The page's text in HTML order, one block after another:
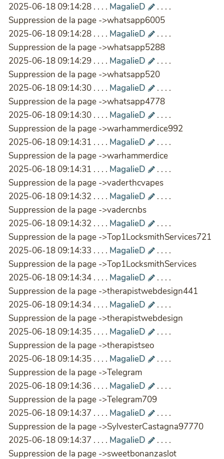
2025-06-18 09:14:28 . . . . MagalieD
. . . .
Suppression de la page ->whatsapp6005
2025-06-18 09:14:28 . . . . MagalieD
. . . .
Suppression de la page ->whatsapp5288
2025-06-18 09:14:29 . . . . MagalieD
. . . .
Suppression de la page ->whatsapp520
2025-06-18 09:14:30 . . . . MagalieD
. . . .
Suppression de la page ->whatsapp4778
2025-06-18 09:14:30 . . . . MagalieD
. . . .
Suppression de la page ->warhammerdice992
2025-06-18 09:14:31 . . . . MagalieD
. . . .
Suppression de la page ->warhammerdice
2025-06-18 09:14:31 . . . . MagalieD
. . . .
Suppression de la page ->vaderthcvapes
2025-06-18 09:14:32 . . . . MagalieD
. . . .
Suppression de la page ->vadercnbs
2025-06-18 09:14:32 . . . . MagalieD
. . . .
Suppression de la page ->Top1LocksmithServices721
2025-06-18 09:14:33 . . . . MagalieD
. . . .
Suppression de la page ->Top1LocksmithServices
2025-06-18 09:14:34 . . . . MagalieD
. . . .
Suppression de la page ->therapistwebdesign441
2025-06-18 09:14:34 . . . . MagalieD
. . . .
Suppression de la page ->therapistwebdesign
2025-06-18 09:14:35 . . . . MagalieD
. . . .
Suppression de la page ->therapistseo
2025-06-18 09:14:35 . . . . MagalieD
. . . .
Suppression de la page ->Telegram
2025-06-18 09:14:36 . . . . MagalieD
. . . .
Suppression de la page ->Telegram709
2025-06-18 09:14:37 . . . . MagalieD
. . . .
Suppression de la page ->SylvesterCastagna97770
2025-06-18 09:14:37 . . . . MagalieD
. . . .
Suppression de la page ->sweetbonanzaslot